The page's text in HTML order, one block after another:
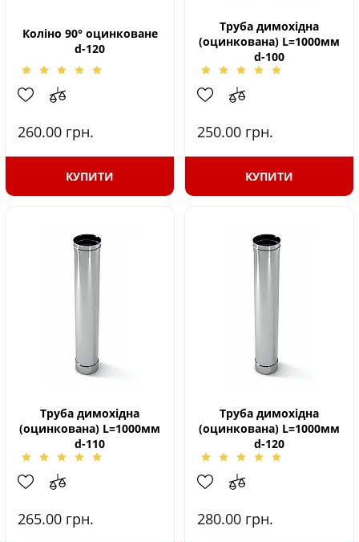
Коліно 90° оцинковане
d-120
260.00 грн.
КУПИТИ
Труба димохідна
(оцинкована) L=1000мм
d-100
250.00 грн.
КУПИТИ
Труба димохідна
(оцинкована) L=1000мм
d-110
265.00 грн.
Труба димохідна
(оцинкована) L=1000мм
d-120
280.00 грн.